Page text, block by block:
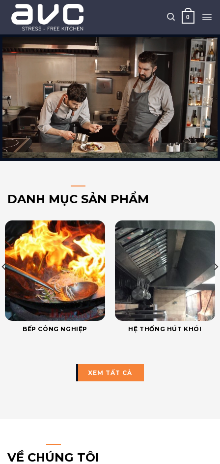
Skip
content
0
DANH MỤC SẢN PHẨM
BẾP CÔNG NGHIỆP HỆ THỐNG HÚT KHÓI
XEM TẤT CẢ
VỀ CHÚNG TÔI